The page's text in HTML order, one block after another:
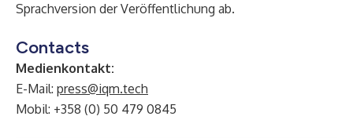
Sprachversion der Veröffentlichung ab.
Contacts
Medienkontakt:
E-Mail: press@iqm.tech
Mobil: +358 (0) 50 479 0845